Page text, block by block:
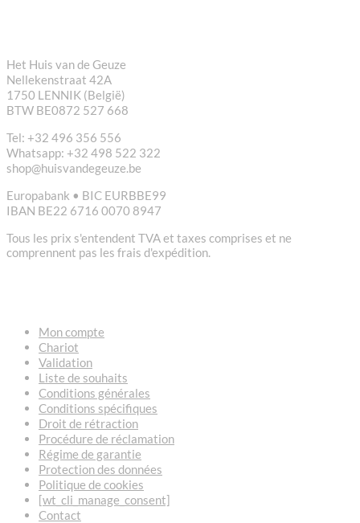
Het Huis van de Geuze
Nellekenstraat 42A
1750 LENNIK (België)
BTW BE0872 527 668
Tel: +32 496 356 556
Whatsapp: +32 498 522 322
shop@huisvandegeuze.be
Europabank • BIC EURBBE99
IBAN BE22 6716 0070 8947
Tous les prix s'entendent TVA et taxes comprises et ne
comprennent pas les frais d'expédition.
Mon compte
Chariot
Validation
Liste de souhaits
Conditions générales
Conditions spécifiques
Droit de rétraction
Procédure de réclamation
Régime de garantie
Protection des données
Politique de cookies
[wt_cli_manage_consent]
Contact